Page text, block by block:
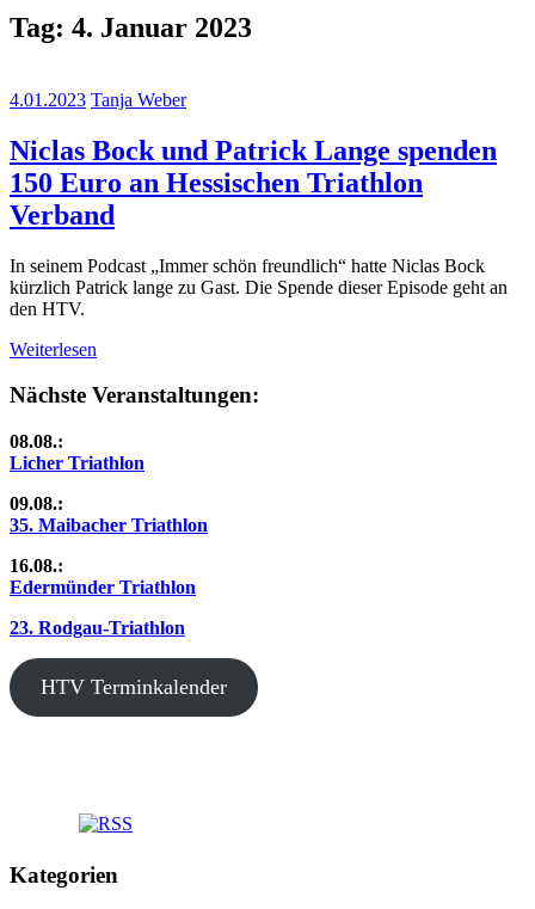
Tag: 4. Januar 2023
4.01.2023 Tanja Weber
Niclas Bock und Patrick Lange spenden
150 Euro an Hessischen Triathlon
Verband
In seinem Podcast „Immer schön freundlich“ hatte Niclas Bock
kürzlich Patrick lange zu Gast. Die Spende dieser Episode geht an
den HTV.
Weiterlesen
Nächste Veranstaltungen:
08.08.:
Licher Triathlon
09.08.:
35. Maibacher Triathlon
16.08.:
Edermünder Triathlon
23. Rodgau-Triathlon
HTV Terminkalender
Kategorien